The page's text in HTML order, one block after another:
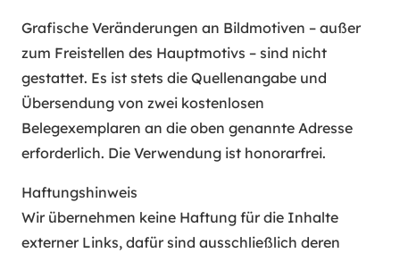
Grafische Veränderungen an Bildmotiven – außer
zum Freistellen des Hauptmotivs – sind nicht
gestattet. Es ist stets die Quellenangabe und
Übersendung von zwei kostenlosen
Belegexemplaren an die oben genannte Adresse
erforderlich. Die Verwendung ist honorarfrei.
Haftungshinweis
Wir übernehmen keine Haftung für die Inhalte
externer Links, dafür sind ausschließlich deren